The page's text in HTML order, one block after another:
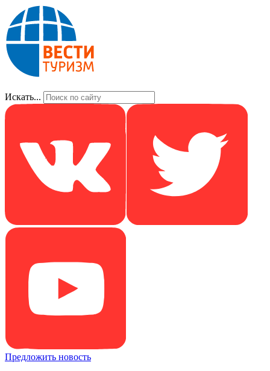
Искать...
Предложить новость